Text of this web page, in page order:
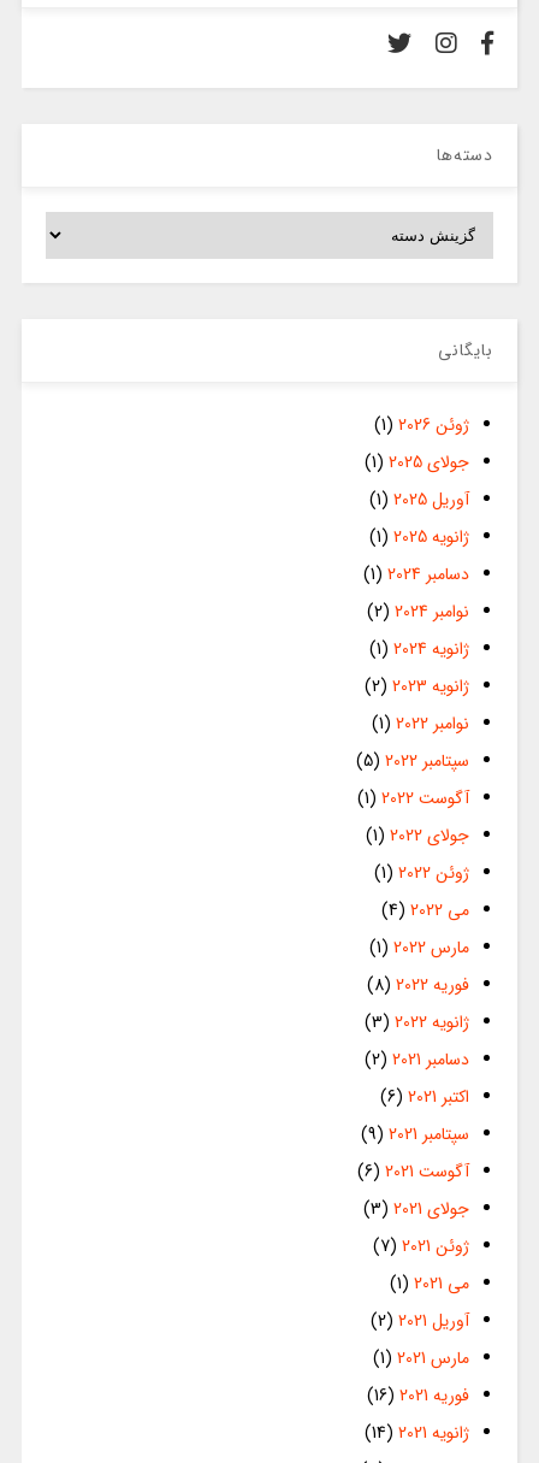
دسته‌ها
دسته‌ها
بایگانی
ژوئن 2026
(1)
جولای 2025
(1)
آوریل 2025
(1)
ژانویه 2025
(1)
دسامبر 2024
(1)
نوامبر 2024
(2)
ژانویه 2024
(1)
ژانویه 2023
(2)
نوامبر 2022
(1)
سپتامبر 2022
(5)
آگوست 2022
(1)
جولای 2022
(1)
ژوئن 2022
(1)
می 2022
(4)
مارس 2022
(1)
فوریه 2022
(8)
ژانویه 2022
(3)
دسامبر 2021
(2)
اکتبر 2021
(6)
سپتامبر 2021
(9)
آگوست 2021
(6)
جولای 2021
(3)
ژوئن 2021
(7)
می 2021
(1)
آوریل 2021
(2)
مارس 2021
(1)
فوریه 2021
(16)
ژانویه 2021
(14)